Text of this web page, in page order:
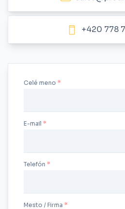
+420 778
Celé meno
E-mail
Telefón
Mesto / Firma